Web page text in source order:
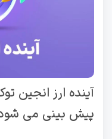
پیش بینی می